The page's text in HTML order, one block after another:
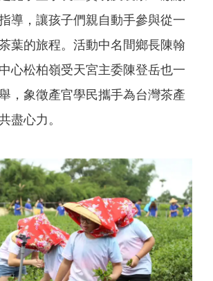
導，讓孩子們親自動手參與從一
葉的旅程。活動中名間鄉長陳翰
心松柏嶺受天宮主委陳登岳也一
，象徵產官學民攜手為台灣茶產
盡心力。